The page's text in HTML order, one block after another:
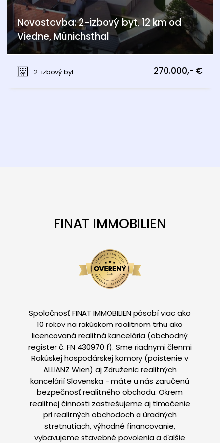
Novostavba: 2-izbový byt, 12 km od
Viedne, Münichsthal
2-izbový byt
270.000,- €
FINAT IMMOBILIEN
Spoločnosť FINAT IMMOBILIEN pôsobí viac ako
10 rokov na rakúskom realitnom trhu ako
licencovaná realitná kancelária (obchodný
register č. FN 430970 f). Sme riadnymi členmi
Rakúskej hospodárskej komory (poistenie v
ALLIANZ Wien) aj Združenia realitných
kancelárií Slovenska - máte u nás zaručenú
bezpečnosť realitného obchodu. Okrem
realitnej činnosti zastrešujeme aj tlmočenie
pri realitných obchodoch a úradných
stretnutiach, výhodné financovanie,
vybavujeme stavebné povolenia a ďalšie